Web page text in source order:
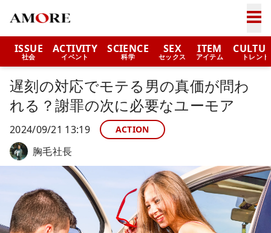
ISSUE
社会
ACTIVITY
イベント
SCIENCE
科学
SEX
セックス
ITEM
アイテム トレンド
遅刻の対応でモテる男の真価が問わ
れる？謝罪の次に必要なユーモア
2024/09/21 13:19 ACTION
胸毛社長